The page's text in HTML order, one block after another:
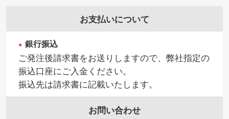
お支払いについて
銀行振込
ご発注後請求書をお送りしますので、弊社指定の
振込口座にご入金ください。
振込先は請求書に記載いたします。
お問い合わせ